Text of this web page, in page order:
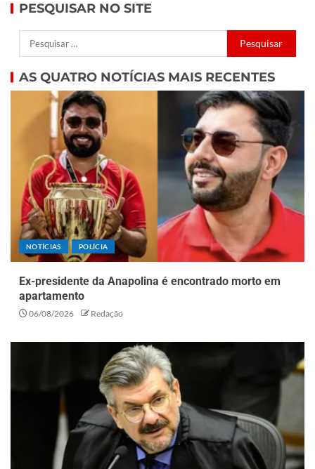
PESQUISAR NO SITE
AS QUATRO NOTÍCIAS MAIS RECENTES
NOTÍCIAS POLÍCIA
Ex-presidente da Anapolina é encontrado morto em
apartamento
06/08/2026 Redação